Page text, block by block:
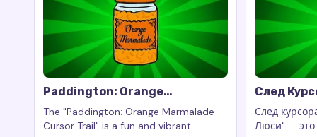
Paddington: Orange
Marmalade Cursor Trail
The "Paddington: Orange Marmalade
Cursor Trail" is a fun and vibrant
След
Тётя
След
Люси" — это